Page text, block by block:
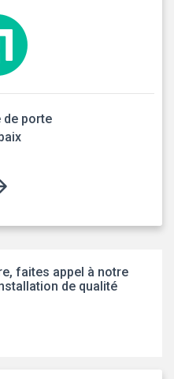
de porte
faites appel à notre
de qualité